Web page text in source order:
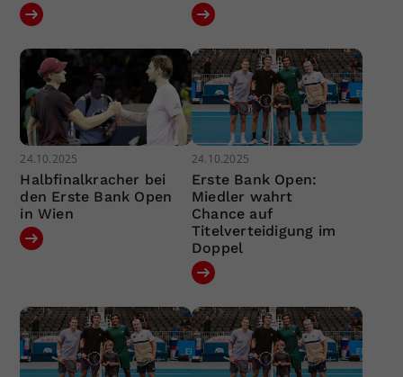
24.10.2025
Halbfinalkracher bei
den Erste Bank Open
in Wien
24.10.2025
Erste Bank Open:
Miedler wahrt
Chance auf
Titelverteidigung im
Doppel